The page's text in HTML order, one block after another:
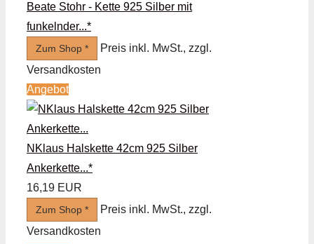
Beate Stohr - Kette 925 Silber mit
funkelnder...*
Zum Shop *
Preis inkl. MwSt., zzgl.
Versandkosten
Angebot
NKlaus Halskette 42cm 925 Silber
Ankerkette...*
16,19 EUR
Zum Shop *
Preis inkl. MwSt., zzgl.
Versandkosten